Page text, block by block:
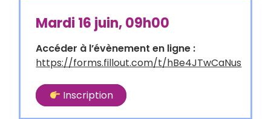
Mardi 16 juin, 09h00
Accéder à l’évènement en ligne :
https://forms.fillout.com/t/hBe4JTwCaNus
Inscription